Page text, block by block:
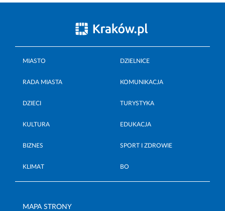
MIASTO DZIELNICE
RADA MIASTA KOMUNIKACJA
DZIECI TURYSTYKA
KULTURA EDUKACJA
BIZNES SPORT I ZDROWIE
KLIMAT BO
MAPA STRONY